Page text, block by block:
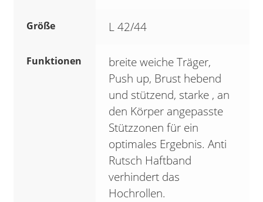
Größe L 42/44
Funktionen
breite weiche Träger,
Push up, Brust hebend
und stützend, starke , an
den Körper angepasste
Stützzonen für ein
optimales Ergebnis. Anti
Rutsch Haftband
verhindert das
Hochrollen.